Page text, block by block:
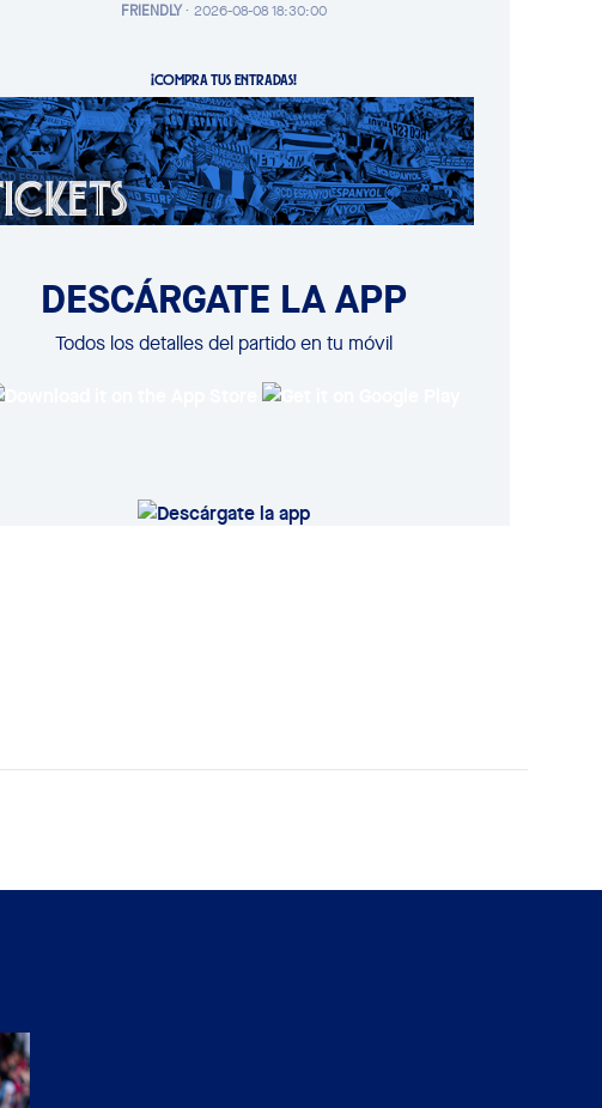
FRIENDLY· 2026-08-08 18:30:00
¡COMPRA TUS ENTRADAS!
DESCÁRGATE LA APP
Todos los detalles del partido en tu móvil